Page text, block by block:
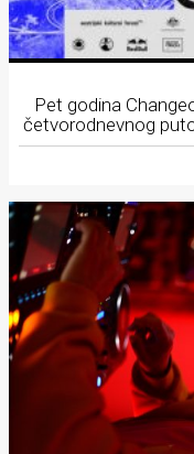
Pet godina
četvorodnevnog